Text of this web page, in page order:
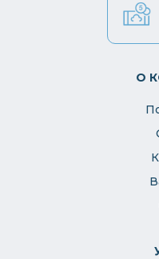
О